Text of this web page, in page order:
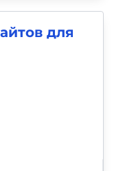
для